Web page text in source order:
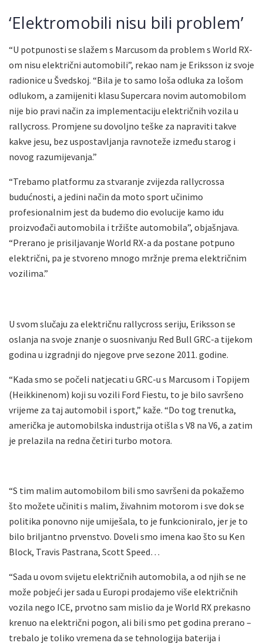
‘Elektromobili nisu bili problem’
“U potpunosti se slažem s Marcusom da problem s World RX-
om nisu električni automobili”, rekao nam je Eriksson iz svoje
radionice u Švedskoj. “Bila je to samo loša odluka za lošom
odlukom, a zamijeniti klasu Supercara novim automobilom
nije bio pravi način za implementaciju električnih vozila u
rallycross. Promjene su dovoljno teške za napraviti takve
kakve jesu, bez uspostavljanja ravnoteže između starog i
novog razumijevanja.”
“Trebamo platformu za stvaranje zvijezda rallycrossa
budućnosti, a jedini način da moto sport učinimo
profesionalnim jest da budemo dio evolucije kamo idu
proizvođači automobila i tržište automobila”, objašnjava.
“Prerano je prisiljavanje World RX-a da postane potpuno
električni, pa je stvoreno mnogo mržnje prema električnim
vozilima.”
U svom slučaju za električnu rallycross seriju, Eriksson se
oslanja na svoje znanje o suosnivanju Red Bull GRC-a tijekom
godina u izgradnji do njegove prve sezone 2011. godine.
“Kada smo se počeli natjecati u GRC-u s Marcusom i Topijem
(Heikkinenom) koji su vozili Ford Fiestu, to je bilo savršeno
vrijeme za taj automobil i sport,” kaže. “Do tog trenutka,
američka je automobilska industrija otišla s V8 na V6, a zatim
je prelazila na redna četiri turbo motora.
“S tim malim automobilom bili smo savršeni da pokažemo
što možete učiniti s malim, živahnim motorom i sve dok se
politika ponovno nije umiješala, to je funkcioniralo, jer je to
bilo briljantno prvenstvo. Doveli smo imena kao što su Ken
Block, Travis Pastrana, Scott Speed…
“Sada u ovom svijetu električnih automobila, a od njih se ne
može pobjeći jer sada u Europi prodajemo više električnih
vozila nego ICE, prvotno sam mislio da je World RX prekasno
krenuo na električni pogon, ali bili smo pet godina prerano –
trebalo je toliko vremena da se tehnologija baterija i